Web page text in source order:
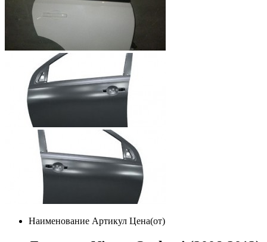
Наименование Артикул Цена(от)